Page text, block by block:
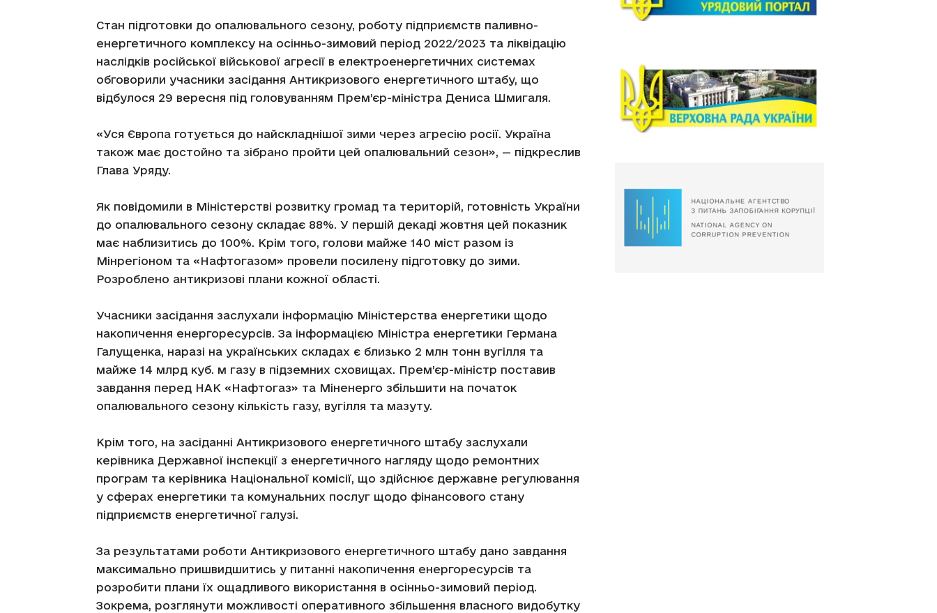
Стан підготовки до опалювального сезону, роботу підприємств паливно-
енергетичного комплексу на осінньо-зимовий період 2022/2023 та ліквідацію
наслідків російської військової агресії в електроенергетичних системах
обговорили учасники засідання Антикризового енергетичного штабу, що
відбулося 29 вересня під головуванням Прем’єр-міністра Дениса Шмигаля.
«Уся Європа готується до найскладнішої зими через агресію росії. Україна
також має достойно та зібрано пройти цей опалювальний сезон», — підкреслив
Глава Уряду.
Як повідомили в Міністерстві розвитку громад та територій, готовність України
до опалювального сезону складає 88%. У першій декаді жовтня цей показник
має наблизитись до 100%. Крім того, голови майже 140 міст разом із
Мінрегіоном та «Нафтогазом» провели посилену підготовку до зими.
Розроблено антикризові плани кожної області.
Учасники засідання заслухали інформацію Міністерства енергетики щодо
накопичення енергоресурсів. За інформацією Міністра енергетики Германа
Галущенка, наразі на українських складах є близько 2 млн тонн вугілля та
майже 14 млрд куб. м газу в підземних сховищах. Прем’єр-міністр поставив
завдання перед НАК «Нафтогаз» та Міненерго збільшити на початок
опалювального сезону кількість газу, вугілля та мазуту.
Крім того, на засіданні Антикризового енергетичного штабу заслухали
керівника Державної інспекції з енергетичного нагляду щодо ремонтних
програм та керівника Національної комісії, що здійснює державне регулювання
у сферах енергетики та комунальних послуг щодо фінансового стану
підприємств енергетичної галузі.
За результатами роботи Антикризового енергетичного штабу дано завдання
максимально пришвидшитись у питанні накопичення енергоресурсів та
розробити плани їх ощадливого використання в осінньо-зимовий період.
Зокрема, розглянути можливості оперативного збільшення власного видобутку